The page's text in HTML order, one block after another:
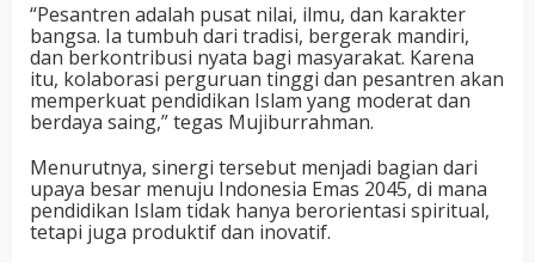
“Pesantren adalah pusat nilai, ilmu, dan karakter
bangsa. Ia tumbuh dari tradisi, bergerak mandiri,
dan berkontribusi nyata bagi masyarakat. Karena
itu, kolaborasi perguruan tinggi dan pesantren akan
memperkuat pendidikan Islam yang moderat dan
berdaya saing,” tegas Mujiburrahman.
Menurutnya, sinergi tersebut menjadi bagian dari
upaya besar menuju Indonesia Emas 2045, di mana
pendidikan Islam tidak hanya berorientasi spiritual,
tetapi juga produktif dan inovatif.